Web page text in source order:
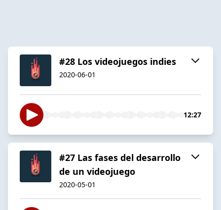
#28 Los videojuegos indies
2020-06-01
12:27
#27 Las fases del desarrollo
de un videojuego
2020-05-01